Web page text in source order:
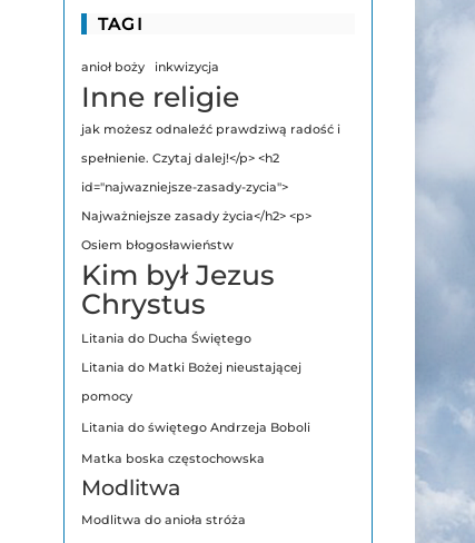
TAGI
anioł boży inkwizycja
Inne religie
jak możesz odnaleźć prawdziwą radość i
spełnienie. Czytaj dalej!</p> <h2
id="najwazniejsze-zasady-zycia">
Najważniejsze zasady życia</h2> <p>
Osiem błogosławieństw
Kim był Jezus
Chrystus
Litania do Ducha Świętego
Litania do Matki Bożej nieustającej
pomocy
Litania do świętego Andrzeja Boboli
Matka boska częstochowska
Modlitwa
Modlitwa do anioła stróża